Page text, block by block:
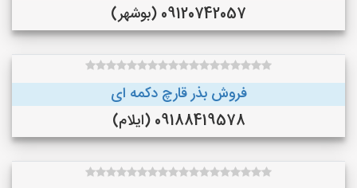
09120742057 (بوشهر)
فروش بذر قارچ دکمه ای
09188419578 (ایلام)